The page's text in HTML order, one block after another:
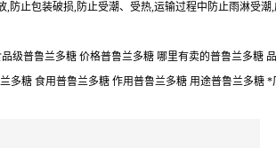
,防止包装破损,防止受潮、受热,运输过程中防止雨淋受潮
级普鲁兰多糖 价格普鲁兰多糖 哪里有卖的普鲁兰多糖
多糖 食用普鲁兰多糖 作用普鲁兰多糖 用途普鲁兰多糖